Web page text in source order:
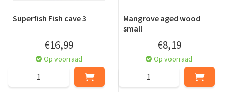
Superfish Fish cave 3
€16,99
Op voorraad
Mangrove aged wood
small
€8,19
Op voorraad